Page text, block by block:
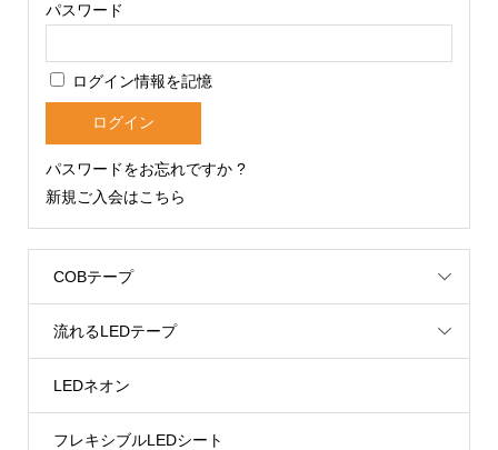
パスワード
ログイン情報を記憶
パスワードをお忘れですか ?
新規ご入会はこちら
COBテープ
流れるLEDテープ
LEDネオン
フレキシブルLEDシート